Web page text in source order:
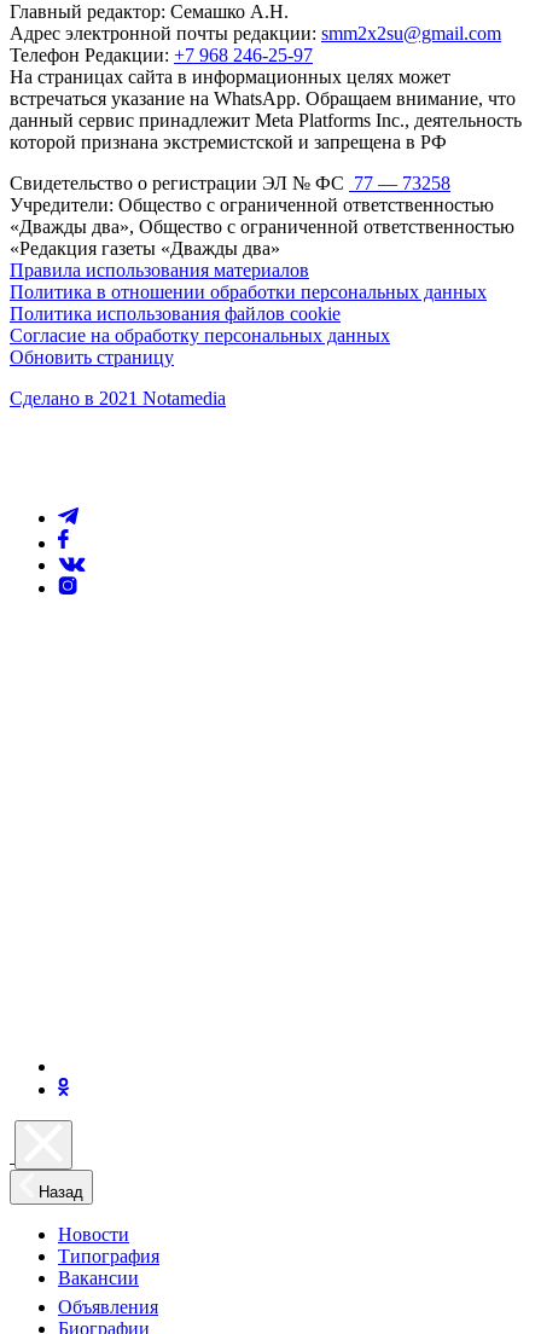
Главный редактор: Семашко А.Н.
Адрес электронной почты редакции: smm2x2su@gmail.com
Телефон Редакции: +7 968 246-25-97
На страницах сайта в информационных целях может
встречаться указание на WhatsApp. Обращаем внимание, что
данный сервис принадлежит Meta Platforms Inc., деятельность
которой признана экстремистской и запрещена в РФ
Свидетельство о регистрации ЭЛ № ФС 77 — 73258
Учредители: Общество с ограниченной ответственностью
«Дважды два», Общество с ограниченной ответственностью
«Редакция газеты «Дважды два»
Правила использования материалов
Политика в отношении обработки персональных данных
Политика использования файлов cookie
Согласие на обработку персональных данных
Обновить страницу
Сделано в 2021 Notamedia
Назад
Новости
Типография
Вакансии
Объявления
Биографии